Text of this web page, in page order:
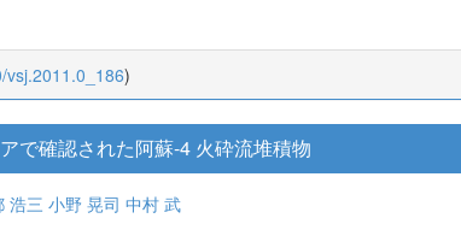
)
で確認された阿蘇-4 火砕流堆積物
浩三 小野 晃司 中村 武